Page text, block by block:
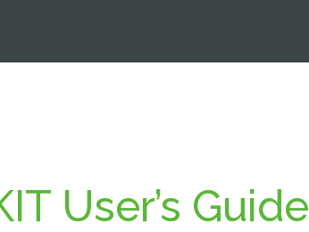
User’s Guide